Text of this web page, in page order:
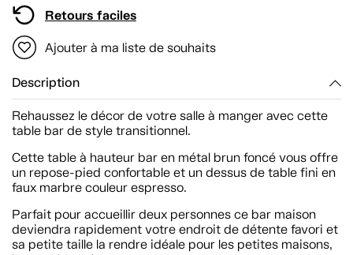
Retours faciles
Ajouter à ma liste de souhaits
Description
Rehaussez le décor de votre salle à manger avec cette
table bar de style transitionnel.
Cette table à hauteur bar en métal brun foncé vous offre
un repose-pied confortable et un dessus de table fini en
faux marbre couleur espresso.
Parfait pour accueillir deux personnes ce bar maison
deviendra rapidement votre endroit de détente favori et
sa petite taille la rendre idéale pour les petites maisons,